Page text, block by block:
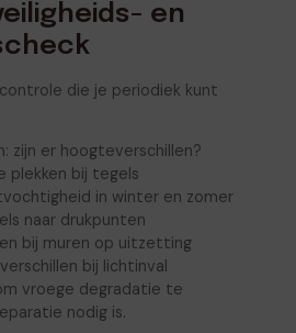
en
die je periodiek kunt
zijn er hoogteverschillen?
plekken bij tegels
in winter en zomer
naar drukpunten
bij muren op uitzetting
bij lichtinval
vroege degradatie te
nodig is.